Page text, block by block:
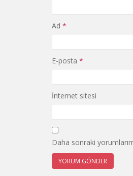
Ad *
E-posta *
İnternet sitesi
Daha sonraki